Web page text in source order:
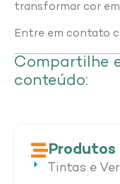
transformar cor
Entre em contato
Compartilhe
conteúdo:
Produtos
Tintas e